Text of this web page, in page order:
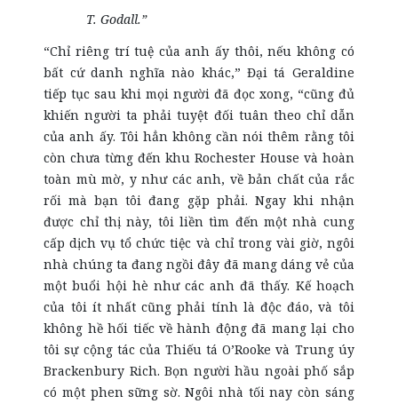
T. Godall.”
“Chỉ riêng trí tuệ của anh ấy thôi, nếu không có
bất cứ danh nghĩa nào khác,” Đại tá Geraldine
tiếp tục sau khi mọi người đã đọc xong, “cũng đủ
khiến người ta phải tuyệt đối tuân theo chỉ dẫn
của anh ấy. Tôi hẳn không cần nói thêm rằng tôi
còn chưa từng đến khu Rochester House và hoàn
toàn mù mờ, y như các anh, về bản chất của rắc
rối mà bạn tôi đang gặp phải. Ngay khi nhận
được chỉ thị này, tôi liền tìm đến một nhà cung
cấp dịch vụ tổ chức tiệc và chỉ trong vài giờ, ngôi
nhà chúng ta đang ngồi đây đã mang dáng vẻ của
một buổi hội hè như các anh đã thấy. Kế hoạch
của tôi ít nhất cũng phải tính là độc đáo, và tôi
không hề hối tiếc về hành động đã mang lại cho
tôi sự cộng tác của Thiếu tá O’Rooke và Trung úy
Brackenbury Rich. Bọn người hầu ngoài phố sắp
có một phen sững sờ. Ngôi nhà tối nay còn sáng